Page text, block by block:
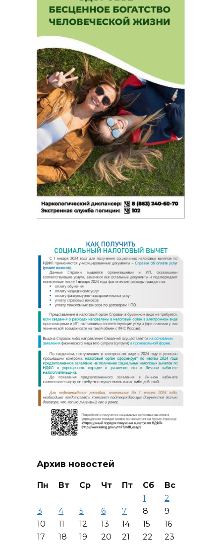
Архив новостей
Пн Вт Ср Чт Пт Сб
Вс
1
2
3
4 5 6 7 8
9
10
11 12 13 14 15
16
17
18 19 20 21 22 23